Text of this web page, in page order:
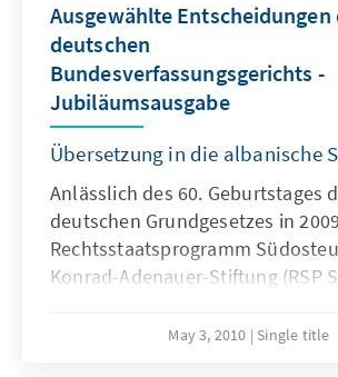
Ausgewählte Entscheidungen
deutschen
Bundesverfassungsgerichts -
Jubiläumsausgabe
Übersetzung in die albanische
Anlässlich des 60. Geburtstages
deutschen Grundgesetzes in
Rechtsstaatsprogramm
Konrad-Adenauer-Stiftung (RSP
Bundesverfassungsgerichts in
May 3, 2010 Single title